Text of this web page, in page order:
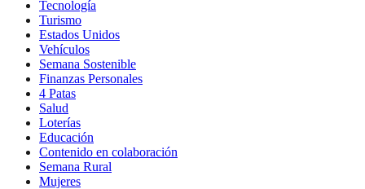
Tecnología
Turismo
Estados Unidos
Vehículos
Semana Sostenible
Finanzas Personales
4 Patas
Salud
Loterías
Educación
Contenido en colaboración
Semana Rural
Mujeres